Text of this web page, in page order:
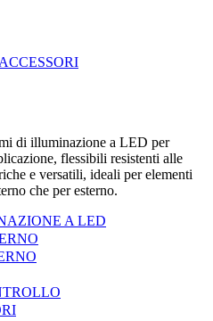
di illuminazione a LED per
flessibili resistenti alle
e versatili, ideali per elementi
che per esterno.
A LED